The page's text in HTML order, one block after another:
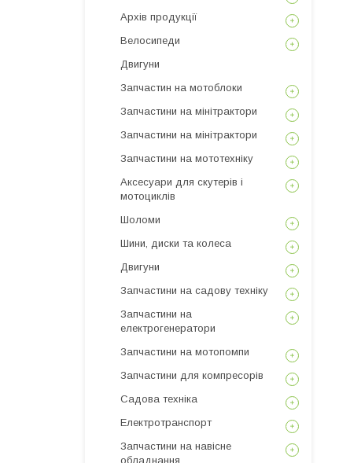
Архів продукції
Велосипеди
Двигуни
Запчастин на мотоблоки
Запчастини на мінітрактори
Запчастини на мінітрактори
Запчастини на мототехніку
Аксесуари для скутерів і
мотоциклів
Шоломи
Шини, диски та колеса
Двигуни
Запчастини на садову техніку
Запчастини на
електрогенератори
Запчастини на мотопомпи
Запчастини для компресорів
Садова техніка
Електротранспорт
Запчастини на навісне
обладнання